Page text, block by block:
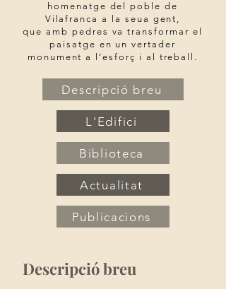
homenatge del poble de
Vilafranca a la seua gent,
que amb pedres va transformar el
paisatge en un vertader
monument a l’esforç i al treball.
Descripció breu
L'Edifici
Biblioteca
Actualitat
Publicacions
Descripció breu